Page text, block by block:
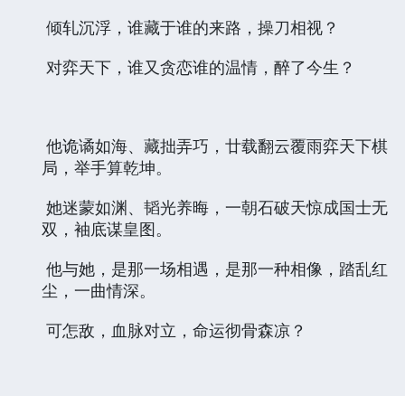
倾轧沉浮，谁藏于谁的来路，操刀相视？
对弈天下，谁又贪恋谁的温情，醉了今生？
他诡谲如海、藏拙弄巧，廿载翻云覆雨弈天下棋
局，举手算乾坤。
她迷蒙如渊、韬光养晦，一朝石破天惊成国士无
双，袖底谋皇图。
他与她，是那一场相遇，是那一种相像，踏乱红
尘，一曲情深。
可怎敌，血脉对立，命运彻骨森凉？